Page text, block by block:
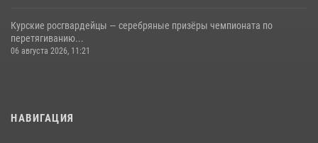
Курские росгвардейцы — серебряные призёры чемпионата по
перетягиванию...
06 августа 2026, 11:21
НАВИГАЦИЯ